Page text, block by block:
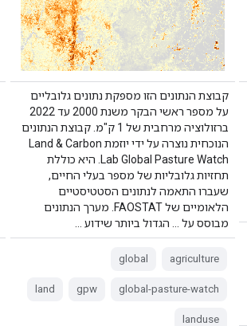
קבוצת הנתונים הזו מספקת נתונים גלובליים
על מספר ראשי הבקר משנת 2000 עד 2022
ברזולוציה מרחבית של 1 ק"מ. קבוצת הנתונים
הנוכחית נוצרה על ידי יוזמת Land & Carbon
Lab Global Pasture Watch. היא כוללת
תחזיות גלובליות של מספר בעלי החיים,
שעברו התאמה לנתונים הסטטיסטיים
הלאומיים של FAOSTAT. מערך הנתונים
מבוסס על … הגדול ביותר שידוע …
agriculture
global
global-pasture-watch
gpw
land
landuse